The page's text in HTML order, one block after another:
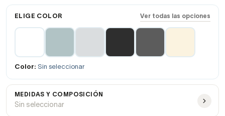
ELIGE COLOR Ver todas las opciones
Color: Sin seleccionar
MEDIDAS Y COMPOSICIÓN
Sin seleccionar